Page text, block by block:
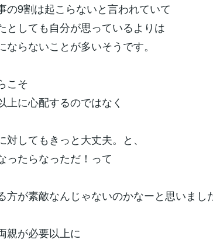
の9割は起こらないと言われていて
としても自分が思っているよりは
ならないことが多いそうです。
こそ
上に心配するのではなく
対してもきっと大丈夫。と、
ったらなっただ！って
方が素敵なんじゃないのかなーと思いまし
親が必要以上に